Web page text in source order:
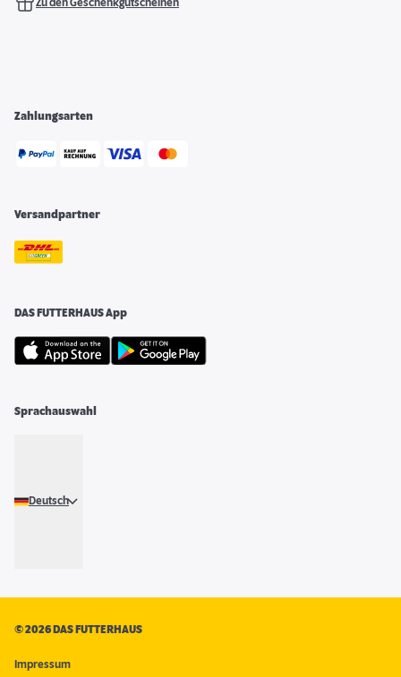
Zahlungsarten
Versandpartner
DAS FUTTERHAUS App
Sprachauswahl
Deutsch
©2026 DAS FUTTERHAUS
Impressum